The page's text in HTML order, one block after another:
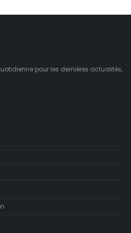
pour les dernières actualités,